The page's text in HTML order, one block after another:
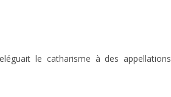
le catharisme à des appellations